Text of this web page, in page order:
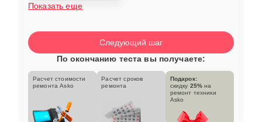
Показать еще
Следующий шаг
По окончанию теста вы получаете:
Расчет стоимости
ремонта Asko
Расчет сроков
ремонта
Подарок:
скидку 25% на
ремонт техники
Asko